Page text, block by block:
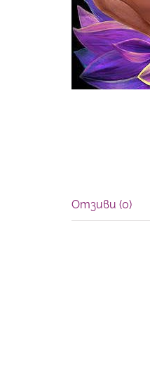
Отзиви (0)